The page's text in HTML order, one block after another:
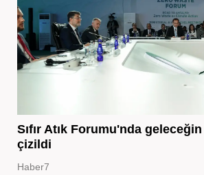
Sıfır Atık Forumu'nda
çizildi
Haber7